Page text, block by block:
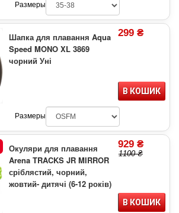
Размеры
Шапка для плавання Aqua
Speed MONO XL 3869
чорний Уні
299 ₴
В КОШИК
Размеры
Окуляри для плавання
Arena TRACKS JR MIRROR
сріблястий, чорний,
жовтий- дитячі (6-12 років)
929 ₴
1100 ₴
В КОШИК